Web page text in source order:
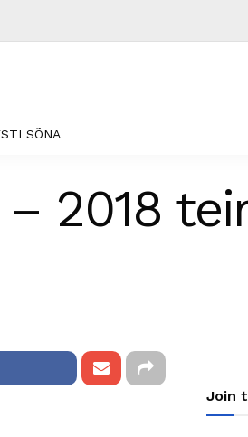
SÕNA
2018
Join